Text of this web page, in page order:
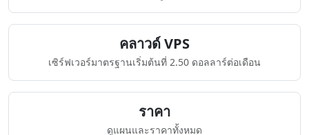
คลาวด์ VPS
เซิร์ฟเวอร์มาตรฐานเริ่มต้นที่ 2.50 ดอลลาร์ต่อเดือน
ราคา
ดูแผนและราคาทั้งหมด